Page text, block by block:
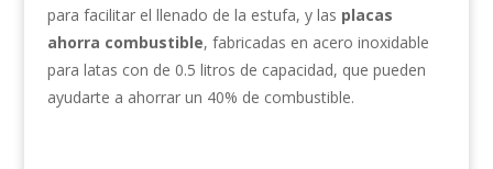
para facilitar el llenado de la estufa, y las placas
ahorra combustible, fabricadas en acero inoxidable
para latas con de 0.5 litros de capacidad, que pueden
ayudarte a ahorrar un 40% de combustible.